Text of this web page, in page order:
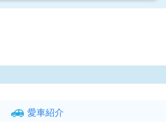
愛車紹介